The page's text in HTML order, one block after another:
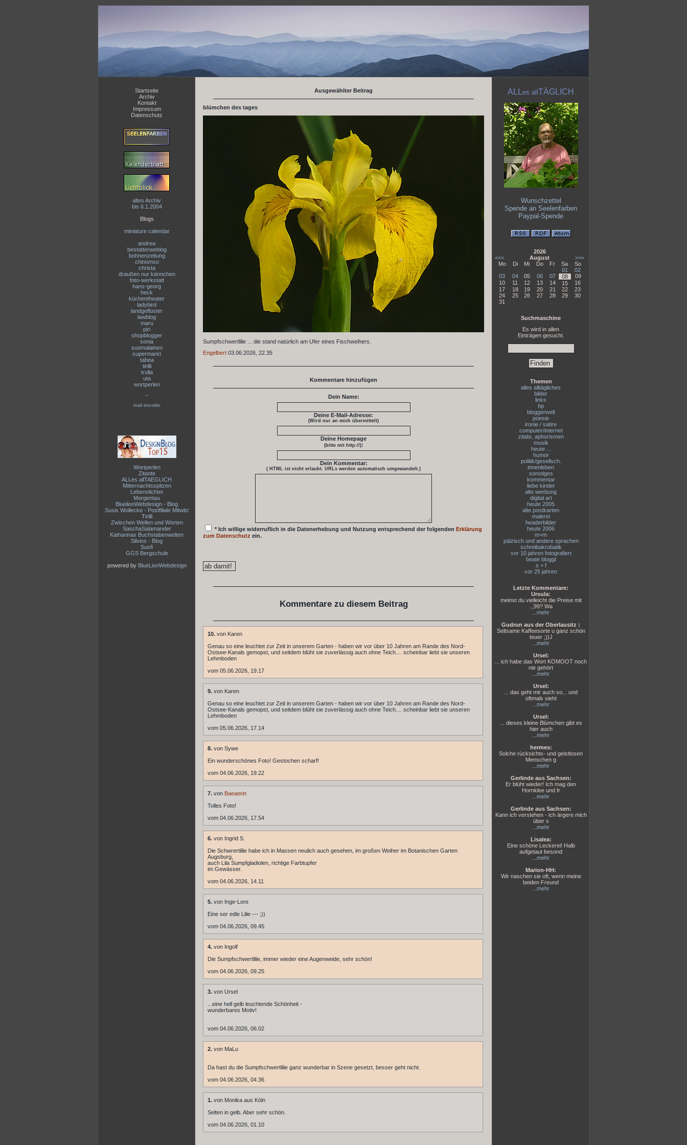
Startseite
Archiv
Kontakt
Impressum
Datenschutz
altes Archiv
bis 6.1.2004
Blogs
miniature calendar
andrea
bestatterweblog
bohnenzeitung
chinomso
christa
draußen nur kännchen
foto-werkstatt
hans-georg
heck
küchentheater
ladybird
landgeflüster
lawblog
maru
piri
shopblogger
sonia
suomalainen
supermarkt
tabea
tirilli
trulla
uta
wortperlen
--
mail encoder
Wortperlen
Zitante
ALLes allTAEGLICH
Mitternachtsspitzen
Lebenslichter
Morgentau
BluelionWebdesign - Blog
Susis Wollecke - Postfiliale Mitwitz
Tirilli
Zwischen Wellen und Worten
SaschaSalamander
Katharinas Buchstabenwelten
Silvios - Blog
Susfi
GGS Bergschule
powered by BlueLionWebdesign
Ausgewählter Beitrag
blümchen des tages
Sumpfschwertlilie ... die stand natürlich am Ufer eines Fischweihers.
Engelbert 03.06.2026, 22.35
Kommentare hinzufügen
Dein Name:
Deine E-Mail-Adresse:
(Wird nur an mich übermittelt)
Deine Homepage
(bitte mit http://):
Dein Kommentar:
( HTML ist nicht erlaubt. URLs werden automatisch umgewandelt.)
* Ich willige widerruflich in die Datenerhebung und Nutzung entsprechend der folgenden Erklärung
zum Datenschutz ein.
Kommentare zu diesem Beitrag
10. von Karen
Genau so eine leuchtet zur Zeit in unserem Garten - haben wir vor über 10 Jahren am Rande des Nord-
Ostsee-Kanals gemopst, und seitdem blüht sie zuverlässig auch ohne Teich.... scheinbar liebt sie unseren
Lehmboden
vom 05.06.2026, 19.17
9. von Karen
Genau so eine leuchtet zur Zeit in unserem Garten - haben wir vor über 10 Jahren am Rande des Nord-
Ostsee-Kanals gemopst, und seitdem blüht sie zuverlässig auch ohne Teich.... scheinbar liebt sie unseren
Lehmboden
vom 05.06.2026, 17.14
8. von Sywe
Ein wunderschönes Foto! Gestochen scharf!
vom 04.06.2026, 19.22
7. von Baeaerin
Tolles Foto!
vom 04.06.2026, 17.54
6. von Ingrid S.
Die Schwrertlilie habe ich in Massen neulich auch gesehen, im großen Weiher im Botanischen Garten
Augsburg,
auch Lila Sumpfgladiolen, richtige Farbtupfer
im Gewässer.
vom 04.06.2026, 14.11
5. von Inge-Lore
Eine ser edle Lilie --- ;))
vom 04.06.2026, 09.45
4. von Ingolf
Die Sumpfschwertlilie, immer wieder eine Augenweide, sehr schön!
vom 04.06.2026, 09.25
3. von Ursel
...eine hell gelb leuchtende Schönheit -
wunderbares Motiv!
vom 04.06.2026, 06.02
2. von MaLu
Da hast du die Sumpfschwertlilie ganz wunderbar in Szene gesetzt, besser geht nicht.
vom 04.06.2026, 04.36
1. von Monika aus Köln
Selten in gelb. Aber sehr schön.
vom 04.06.2026, 01.10
ALLes all TÄGLICH
Wunschzettel
Spende an Seelenfarben
Paypal-Spende
2026
<<<
August
>>>
Mo
Di Mi Do Fr Sa
So
01
02
03
04 05 06 07 08
09
10
11 12 13 14 15
16
17
18 19 20 21 22
23
24
25 26 27 28 29
30
31
Suchmaschine
Es wird in allen
Einträgen gesucht.
Themen
alles alltägliches
bilder
links
hp
bloggerwelt
poesie
ironie / satire
computer/internet
zitate, aphorismen
musik
heute ...
humor
politik/gesellsch.
innenleben
sonstiges
kommentar
liebe kinder
alte werbung
digital art
heute 2005
alte postkarten
malerei
headerbilder
heute 2006
m+m
pälzisch und andere sprachen
schreibakrobatik
vor 10 jahren fotografiert
beate bloggt
s + f
vor 25 jahren
Letzte Kommentare:
Ursula:
meinst du vielleicht die Preise mit
..,99? Wa
mehr
Gudrun aus der Oberlausitz :
Seltsame Kaffeesorte u ganz schön
teuer ;))J
mehr
Ursel:
... ich habe das Wort KOMOOT noch
nie gehört
mehr
Ursel:
... das geht mir auch so... und
oftmals sieht
mehr
Ursel:
... dieses kleine Blümchen gibt es
hier auch
mehr
hermes:
Solche rücksichts- und geistlosen
Menschen g
mehr
Gerlinde aus Sachsen:
Er blüht wieder! Ich mag den
Hornklee und fr
mehr
Gerlinde aus Sachsen:
Kann ich verstehen - ich ärgere mich
über s
mehr
Lisalea:
Eine schöne Leckerei! Halb
aufgetaut besond
mehr
Marion-HH:
Wir naschen sie oft, wenn meine
beiden Freund
mehr